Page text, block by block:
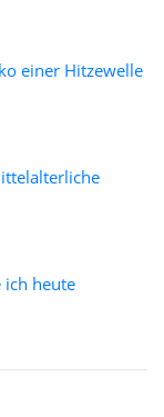
einer Hitzewelle
heute